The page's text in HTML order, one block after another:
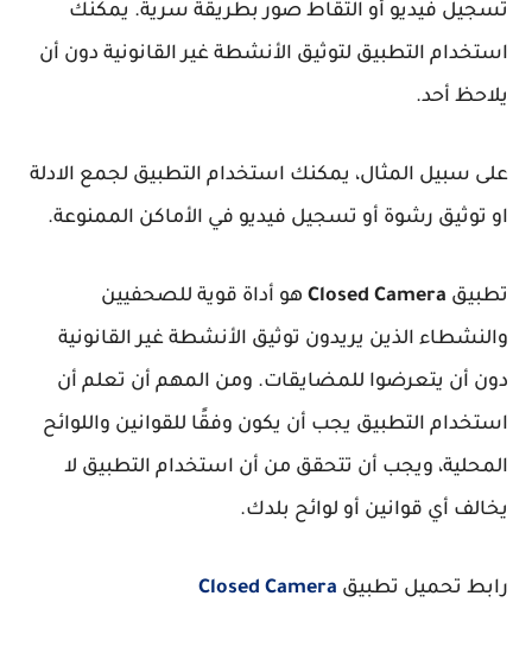
تسجيل فيديو أو التقاط صور بطريقة سرية. يمكنك
استخدام التطبيق لتوثيق الأنشطة غير القانونية دون أن
يلاحظ أحد.
على سبيل المثال، يمكنك استخدام التطبيق لجمع الادلة
او توثيق رشوة أو تسجيل فيديو في الأماكن الممنوعة.
تطبيق Closed Camera هو أداة قوية للصحفيين
والنشطاء الذين يريدون توثيق الأنشطة غير القانونية
دون أن يتعرضوا للمضايقات. ومن المهم أن تعلم أن
استخدام التطبيق يجب أن يكون وفقًا للقوانين واللوائح
المحلية، ويجب أن تتحقق من أن استخدام التطبيق لا
يخالف أي قوانين أو لوائح بلدك.
رابط تحميل تطبيق Closed Camera